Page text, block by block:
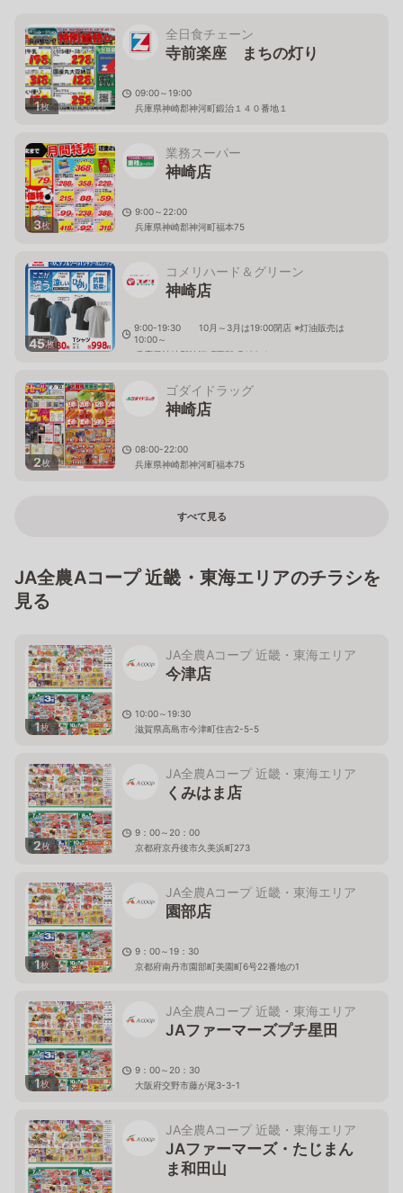
1枚
全日食チェーン
寺前楽座 まちの灯り
09:00～19:00
兵庫県神崎郡神河町鍛治１４０番地１
3枚
業務スーパー
神崎店
9:00～22:00
兵庫県神崎郡神河町福本75
45枚
コメリハード＆グリーン
神崎店
9:00-19:30 10月～3月は19:00閉店 ※灯油販売は
10:00～
兵庫県神崎郡神河町粟賀町436-1
2枚
ゴダイドラッグ
神崎店
08:00-22:00
兵庫県神崎郡神河町福本75
すべて見る
JA全農Aコープ 近畿・東海エリアのチラシを
見る
1枚
JA全農Aコープ 近畿・東海エリア
今津店
10:00～19:30
滋賀県高島市今津町住吉2-5-5
2枚
JA全農Aコープ 近畿・東海エリア
くみはま店
9：00～20：00
京都府京丹後市久美浜町273
1枚
JA全農Aコープ 近畿・東海エリア
園部店
9：00～19：30
京都府南丹市園部町美園町6号22番地の1
1枚
JA全農Aコープ 近畿・東海エリア
JAファーマーズプチ星田
9：00～20：30
大阪府交野市藤が尾3-3-1
JA全農Aコープ 近畿・東海エリア
JAファーマーズ・たじまん
ま和田山